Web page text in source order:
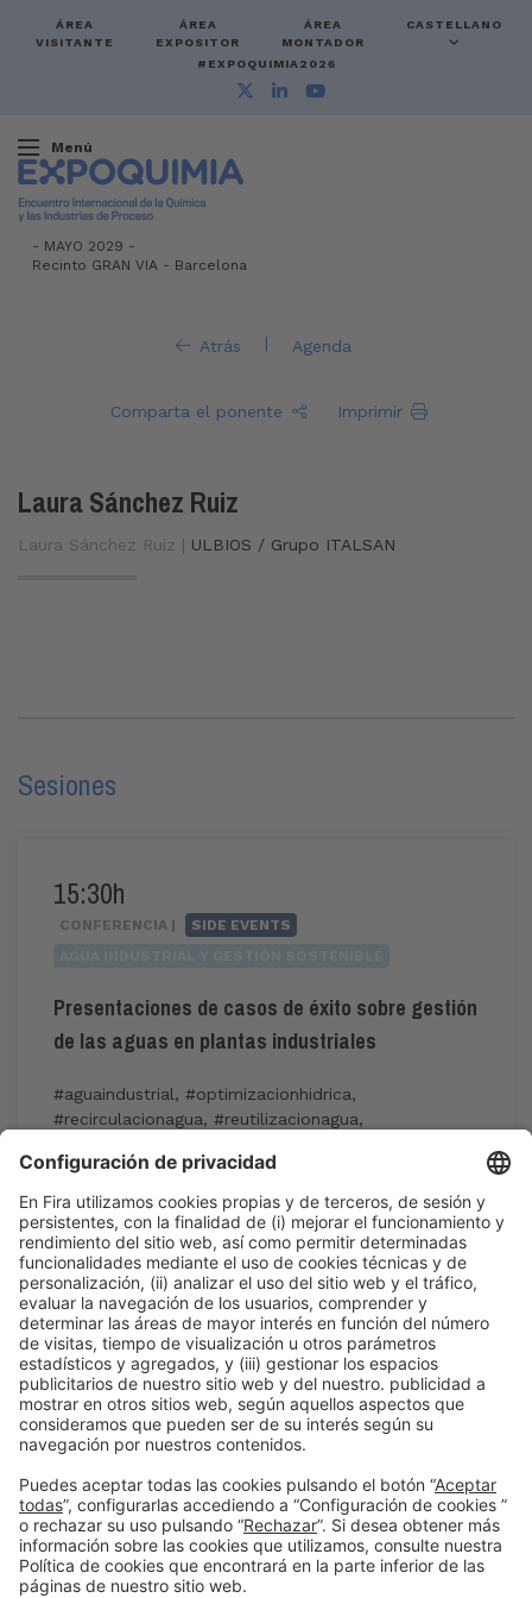
ÁREA
VISITANTE
ÁREA
EXPOSITOR
ÁREA
MONTADOR
CASTELLANO
#EXPOQUIMIA2026
Menú
- MAYO 2029 -
Recinto GRAN VIA - Barcelona
Atrás | Agenda
Comparta el ponente Imprimir
Laura Sánchez Ruiz
Laura Sánchez Ruiz | ULBIOS / Grupo ITALSAN
Sesiones
15:30h
CONFERENCIA |
SIDE EVENTS
Presentaciones de casos de éxito sobre gestión
de las aguas en plantas industriales
#aguaindustrial, #optimizacionhidrica,
#recirculacionagua, #reutilizacionagua,
Mié 3 15:30h - 17:30h
Industry Showcase
Inscripción en la actividad durante la
acreditación a Expoquimia
Leer más